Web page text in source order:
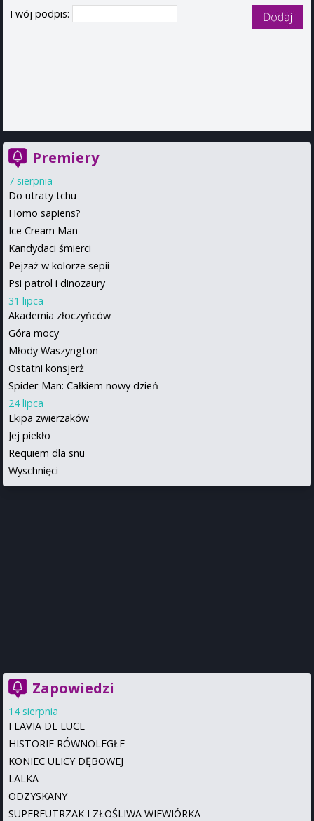
Twój podpis:
Premiery
7 sierpnia
Do utraty tchu
Homo sapiens?
Ice Cream Man
Kandydaci śmierci
Pejzaż w kolorze sepii
Psi patrol i dinozaury
31 lipca
Akademia złoczyńców
Góra mocy
Młody Waszyngton
Ostatni konsjerż
Spider-Man: Całkiem nowy dzień
24 lipca
Ekipa zwierzaków
Jej piekło
Requiem dla snu
Wyschnięci
Zapowiedzi
14 sierpnia
FLAVIA DE LUCE
HISTORIE RÓWNOLEGŁE
KONIEC ULICY DĘBOWEJ
LALKA
ODZYSKANY
SUPERFUTRZAK I ZŁOŚLIWA WIEWIÓRKA